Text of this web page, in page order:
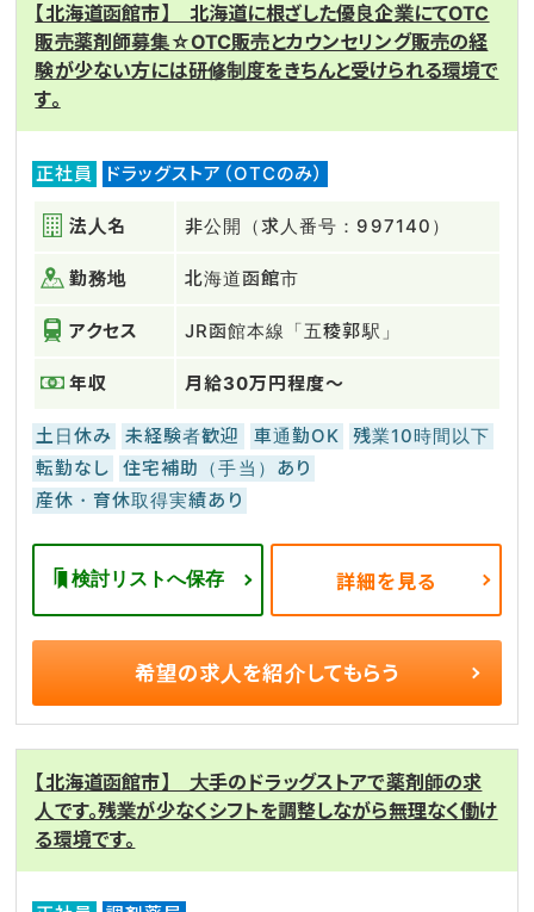
【北海道函館市】 北海道に根ざした優良企業にてOTC
販売薬剤師募集☆OTC販売とカウンセリング販売の経
験が少ない方には研修制度をきちんと受けられる環境で
す。
正社員 ドラッグストア（OTCのみ）
法人名 非公開（求人番号：997140）
勤務地 北海道函館市
アクセス JR函館本線「五稜郭駅」
年収 月給30万円程度～
土日休み 未経験者歓迎 車通勤OK
残業10時間以下
転勤なし
住宅補助（手当）あり
産休・育休取得実績あり
検討リストへ保存 詳細を見る
希望の求人を紹介してもらう
【北海道函館市】 大手のドラッグストアで薬剤師の求
人です。残業が少なくシフトを調整しながら無理なく働け
る環境です。